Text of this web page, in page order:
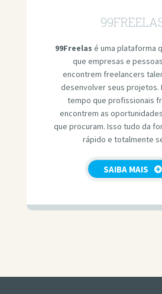
99Freelas é uma plataforma
que empresas e
encontrem freelancers
desenvolver seus projetos.
tempo que profissionais
encontrem as
que procuram. Isso tudo da
rápido e totalmente
SAIBA MAIS